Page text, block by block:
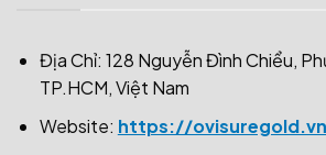
Địa Chỉ: 128 Nguyễn Đình Chiểu,
TP.HCM, Việt Nam
Website: https://